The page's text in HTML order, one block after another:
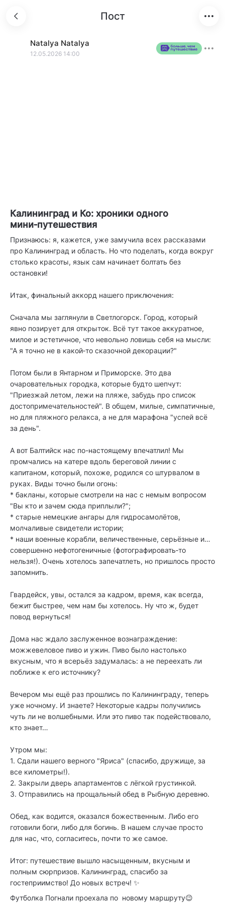
Пост
Natalya Natalya
12.05.2026 14:00
Калининград и Ко: хроники одного
мини‑путешествия
Признаюсь: я, кажется, уже замучила всех рассказами
про Калининград и область. Но что поделать, когда вокруг
столько красоты, язык сам начинает болтать без
остановки!
Итак, финальный аккорд нашего приключения:
Сначала мы заглянули в Светлогорск. Город, который
явно позирует для открыток. Всё тут такое аккуратное,
милое и эстетичное, что невольно ловишь себя на мысли:
"А я точно не в какой‑то сказочной декорации?"
Потом были в Янтарном и Приморске. Это два
очаровательных городка, которые будто шепчут:
"Приезжай летом, лежи на пляже, забудь про список
достопримечательностей". В общем, милые, симпатичные,
но для пляжного релакса, а не для марафона "успей всё
за день".
А вот Балтийск нас по-настоящему впечатлил! Мы
промчались на катере вдоль береговой линии с
капитаном, который, похоже, родился со штурвалом в
руках. Виды точно были огонь:
* бакланы, которые смотрели на нас с немым вопросом
"Вы кто и зачем сюда приплыли?";
* старые немецкие ангары для гидросамолётов,
молчаливые свидетели истории;
* наши военные корабли, величественные, серьёзные и…
совершенно нефотогеничные (фотографировать‑то
нельзя!). Очень хотелось запечатлеть, но пришлось просто
запомнить.
Гвардейск, увы, остался за кадром, время, как всегда,
бежит быстрее, чем нам бы хотелось. Ну что ж, будет
повод вернуться!
Дома нас ждало заслуженное вознаграждение:
можжевеловое пиво и ужин. Пиво было настолько
вкусным, что я всерьёз задумалась: а не переехать ли
поближе к его источнику?
Вечером мы ещё раз прошлись по Калининграду, теперь
уже ночному. И знаете? Некоторые кадры получились
чуть ли не волшебными. Или это пиво так подействовало,
кто знает…
Утром мы:
1. Сдали нашего верного "Яриса" (спасибо, дружище, за
все километры!).
2. Закрыли дверь апартаментов с лёгкой грустинкой.
3. Отправились на прощальный обед в Рыбную деревню.
Обед, как водится, оказался божественным. Либо его
готовили боги, либо для богинь. В нашем случае просто
для нас, что, согласитесь, почти то же самое.
Итог: путешествие вышло насыщенным, вкусным и
полным сюрпризов. Калининград, спасибо за
гостеприимство! До новых встреч! ✨
Футболка Погнали проехала по новому маршруту😉